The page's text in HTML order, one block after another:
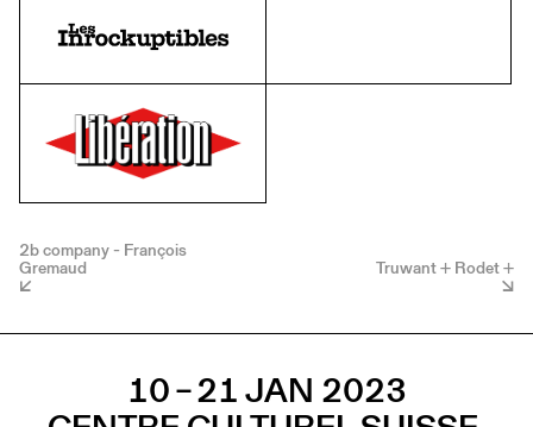
2b company - François
Gremaud Truwant + Rodet +
10 – 21 JAN 2023